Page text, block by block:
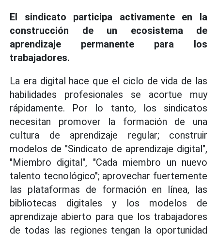
El sindicato participa activamente en la
construcción de un ecosistema de
aprendizaje permanente para los
trabajadores.
La era digital hace que el ciclo de vida de las
habilidades profesionales se acortue muy
rápidamente. Por lo tanto, los sindicatos
necesitan promover la formación de una
cultura de aprendizaje regular; construir
modelos de "Sindicato de aprendizaje digital",
"Miembro digital", "Cada miembro un nuevo
talento tecnológico"; aprovechar fuertemente
las plataformas de formación en línea, las
bibliotecas digitales y los modelos de
aprendizaje abierto para que los trabajadores
de todas las regiones tengan la oportunidad